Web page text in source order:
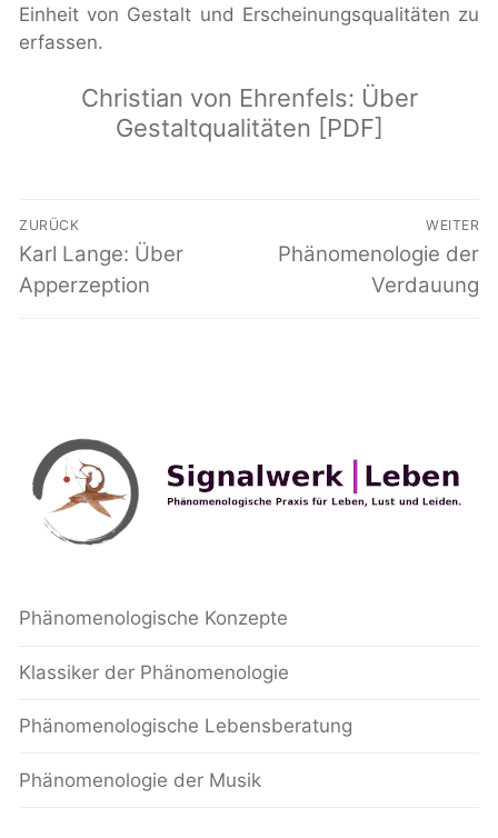
Einheit von Gestalt und Erscheinungsqualitäten zu
erfassen.
Christian von Ehrenfels: Über
Gestaltqualitäten [PDF]
Beitragsnavigation
ZURÜCK
Vorheriger
Beitrag:
Karl Lange: Über
Apperzeption
WEITER
Nächster
Phänomenologie der
Verdauung
Phänomenologische Konzepte
Klassiker der Phänomenologie
Phänomenologische Lebensberatung
Phänomenologie der Musik